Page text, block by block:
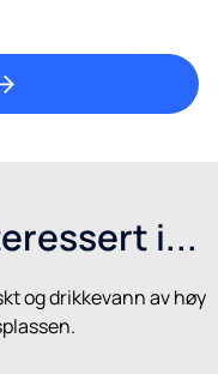
i...
og drikkevann av høy